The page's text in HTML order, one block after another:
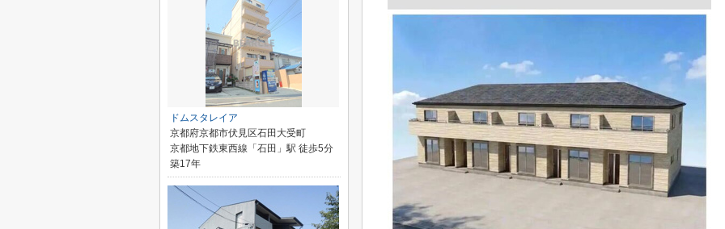
ドムスタレイア
京都府京都市伏見区石田大受町
京都地下鉄東西線「石田」駅 徒歩5分
築17年